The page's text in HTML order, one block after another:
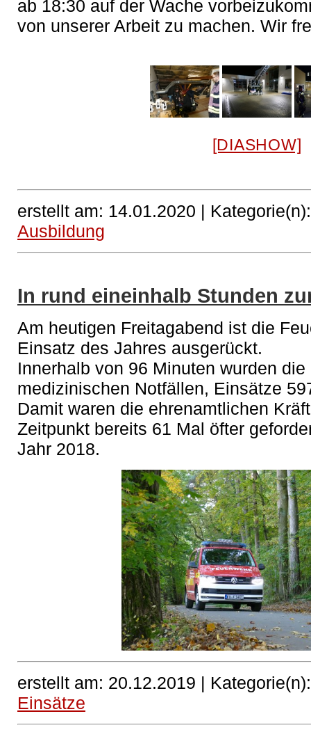
ab 18:30 auf der Wache
von unserer Arbeit zu machen. Wir
[DIASHOW]
erstellt am: 14.01.2020 |
Ausbildung
In rund eineinhalb Stunden
Am heutigen Freitagabend ist die
Einsatz des Jahres ausgerückt.
Innerhalb von 96 Minuten wurden
medizinischen Notfällen, Einsätze
Damit waren die ehrenamtlichen
Zeitpunkt bereits 61 Mal öfter
Jahr 2018.
erstellt am: 20.12.2019 |
Einsätze